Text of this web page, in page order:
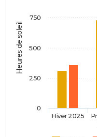
Heures de soleil
Hiver 2025
0
250
500
750